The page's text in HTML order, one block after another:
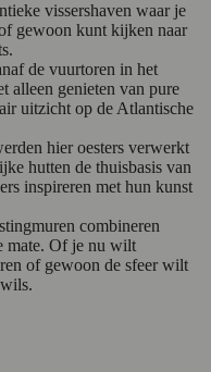
vissershaven waar je
gewoon kunt kijken naar
de vuurtoren in het
alleen genieten van pure
uitzicht op de Atlantische
hier oesters verwerkt
hutten de thuisbasis van
inspireren met hun kunst
combineren
mate. Of je nu wilt
of gewoon de sfeer wilt